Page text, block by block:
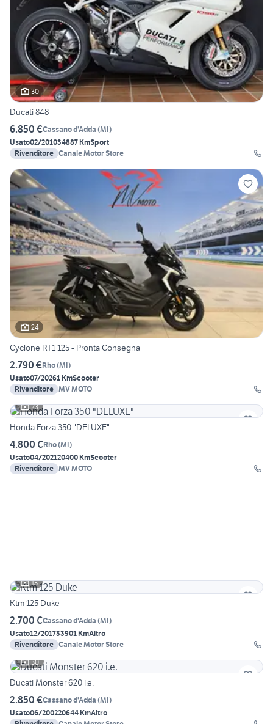
30
Ducati 848
6.850 €Cassano d'Adda (MI)
Usato02/201034887 KmSport
Rivenditore Canale Motor Store
24
Cyclone RT1 125 - Pronta Consegna
2.790 €Rho(MI)
Usato07/20261 KmScooter
Rivenditore MV MOTO
23
Honda Forza 350 "DELUXE"
4.800 €Rho(MI)
Usato04/202120400 KmScooter
Rivenditore MV MOTO
13
Ktm 125 Duke
2.700 €Cassano d'Adda (MI)
Usato12/201733901 KmAltro
Rivenditore Canale Motor Store
30
Ducati Monster 620 i.e.
2.850 €Cassano d'Adda (MI)
Usato06/200220644 KmAltro